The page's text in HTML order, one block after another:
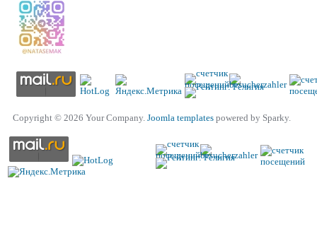
Copyright © 2026 Your Company. Joomla templates powered by Sparky.